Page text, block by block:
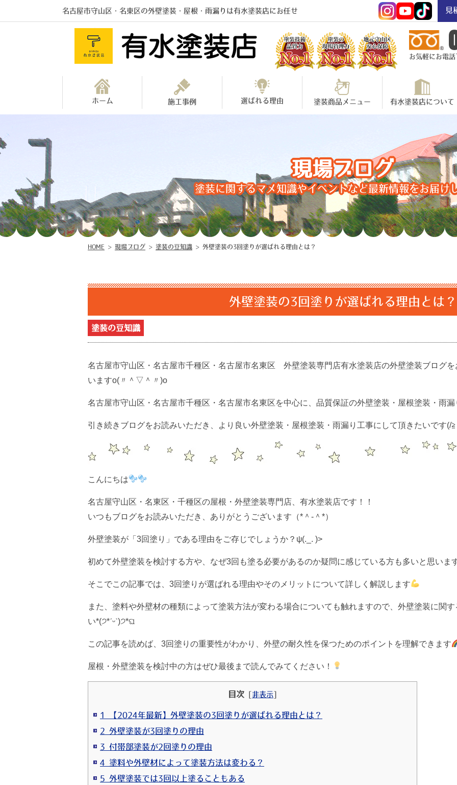
名古屋市守山区・名東区の外壁塗装・屋根・雨漏りは有水塗装店にお任せ 見
お気軽にお電
ホーム 施工事例 選ばれる理由 塗装商品メニュー 有水塗装店について
現場ブログ
塗装に関するマメ知識やイベントなど最新情報をお届け
HOME > 現場ブログ > 塗装の豆知識 > 外壁塗装の3回塗りが選ばれる理由とは？
外壁塗装の3回塗りが選ばれる理由とは？
塗装の豆知識
名古屋市守山区・名古屋市千種区・名古屋市名東区 外壁塗装専門店有水塗装店の外壁塗装ブログ
いますo(〃＾▽＾〃)o
名古屋市守山区・名古屋市千種区・名古屋市名東区を中心に、品質保証の外壁塗装・屋根塗装・雨
引き続きブログをお読みいただき、より良い外壁塗装・屋根塗装・雨漏り工事にして頂きたいです
こんにちは
名古屋守山区・名東区・千種区の屋根・外壁塗装専門店、有水塗装店です！！
いつもブログをお読みいただき、ありがとうございます（*＾-＾*）
外壁塗装が「3回塗り」である理由をご存じでしょうか？ψ(._. )>
初めて外壁塗装を検討する方や、なぜ3回も塗る必要があるのか疑問に感じている方も多いと思いま
そこでこの記事では、3回塗りが選ばれる理由やそのメリットについて詳しく解説します
また、塗料や外壁材の種類によって塗装方法が変わる場合についても触れますので、外壁塗装に関
い*(੭*ˊᵕˋ)੭*ଘ
この記事を読めば、3回塗りの重要性がわかり、外壁の耐久性を保つためのポイントを理解できます
屋根・外壁塗装を検討中の方はぜひ最後まで読んでみてください！
目次 非表示
1 【2024年最新】外壁塗装の3回塗りが選ばれる理由とは？
2 外壁塗装が3回塗りの理由
3 付帯部塗装が2回塗りの理由
4 塗料や外壁材によって塗装方法は変わる？
5 外壁塗装では3回以上塗ることもある